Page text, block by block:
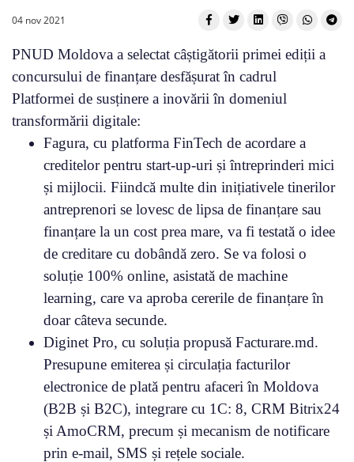
04 nov 2021
PNUD Moldova a selectat câștigătorii primei ediții a
concursului de finanțare desfășurat în cadrul
Platformei de susținere a inovării în domeniul
transformării digitale:
Fagura, cu platforma FinTech de acordare a
creditelor pentru start-up-uri și întreprinderi mici
și mijlocii. Fiindcă multe din inițiativele tinerilor
antreprenori se lovesc de lipsa de finanțare sau
finanțare la un cost prea mare, va fi testată o idee
de creditare cu dobândă zero. Se va folosi o
soluție 100% online, asistată de machine
learning, care va aproba cererile de finanțare în
doar câteva secunde.
Diginet Pro, cu soluția propusă Facturare.md.
Presupune emiterea și circulația facturilor
electronice de plată pentru afaceri în Moldova
(B2B și B2C), integrare cu 1C: 8, CRM Bitrix24
și AmoCRM, precum și mecanism de notificare
prin e-mail, SMS și rețele sociale.